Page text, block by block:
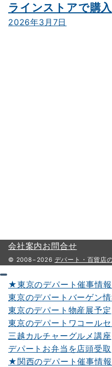
ラインストアで購入
2026年3月7日
会社案内お問合せ
© 2008−2026 デパート・百貨店
★東京のデパート催事情
東京のデパートバーゲン情
東京のデパート物産展予定
東京のデパートワコール
三越カルチャーグルメ講座
デパートお弁当を店頭受取
★関西のデパート催事情